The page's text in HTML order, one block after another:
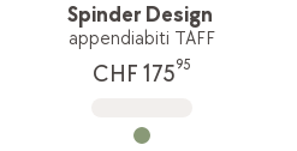
Spinder Design
appendiabiti TAFF
CHF 17595